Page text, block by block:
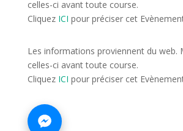
celles-ci avant toute course.
Cliquez ICI pour préciser cet
Les informations proviennent du web.
celles-ci avant toute course.
Cliquez ICI pour préciser cet